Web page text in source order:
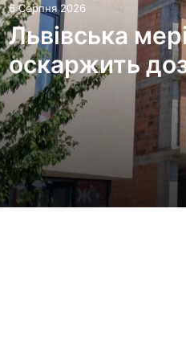
6 Серпня 2026
Львівська
оскаржить
будівництво
Олесницького